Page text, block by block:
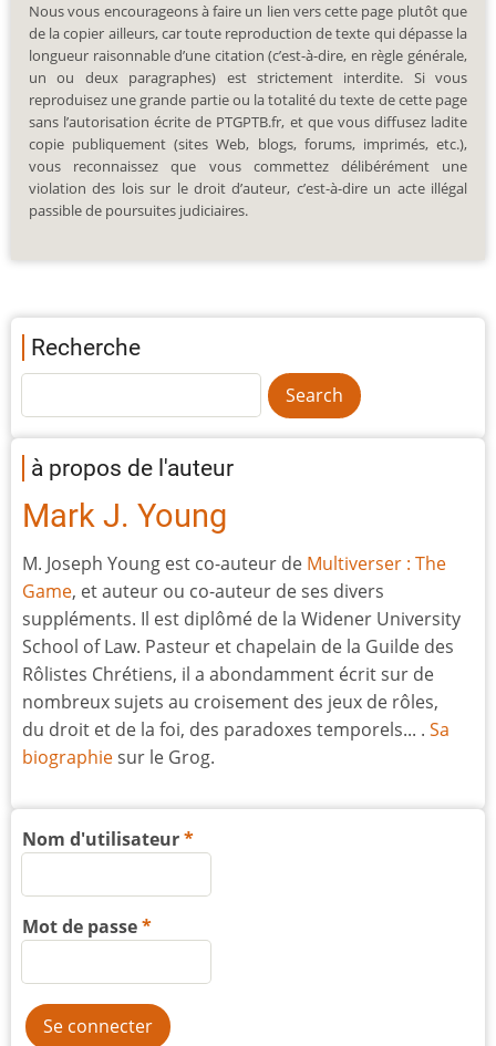
Nous vous encourageons à faire un lien vers cette page plutôt que
de la copier ailleurs, car toute reproduction de texte qui dépasse la
longueur raisonnable d’une citation (c’est-à-dire, en règle générale,
un ou deux paragraphes) est strictement interdite. Si vous
reproduisez une grande partie ou la totalité du texte de cette page
sans l’autorisation écrite de PTGPTB.fr, et que vous diffusez ladite
copie publiquement (sites Web, blogs, forums, imprimés, etc.),
vous reconnaissez que vous commettez délibérément une
violation des lois sur le droit d’auteur, c’est-à-dire un acte illégal
passible de poursuites judiciaires.
Recherche
à propos de l'auteur
Mark J. Young
M. Joseph Young est co-auteur de Multiverser : The
Game, et auteur ou co-auteur de ses divers
suppléments. Il est diplômé de la Widener University
School of Law. Pasteur et chapelain de la Guilde des
Rôlistes Chrétiens, il a abondamment écrit sur de
nombreux sujets au croisement des jeux de rôles,
du droit et de la foi, des paradoxes temporels... . Sa
biographiesur le Grog.
Nom d'utilisateur
Mot de passe